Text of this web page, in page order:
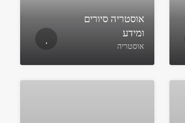
אוסטריה סיורים
ומידע
אוסטריה